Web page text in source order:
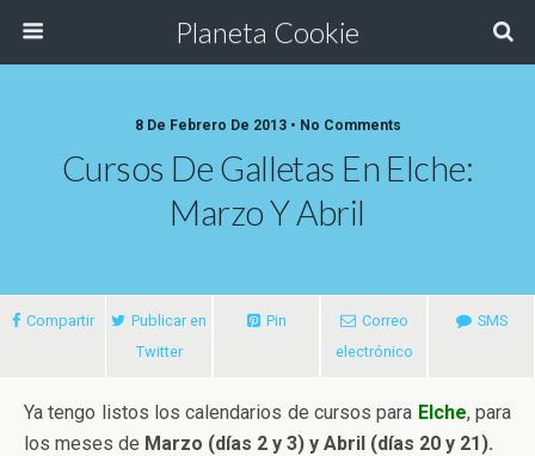
Planeta Cookie
8 De Febrero De 2013 • No Comments
Cursos De Galletas En Elche:
Marzo Y Abril
Compartir
Publicar en
Twitter
Pin
Correo
electrónico
SMS
Ya tengo listos los calendarios de cursos para Elche, para
los meses de Marzo (días 2 y 3) y Abril (días 20 y 21).